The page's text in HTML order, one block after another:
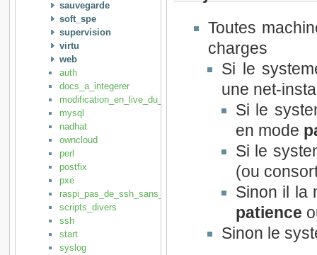
sauvegarde
soft_spe
supervision
virtu
web
auth
docs_a_integerer
modification_en_live_du_mode_video
mysql
nadhat
owncloud
perl
postfix
pxe
raspi_pas_de_ssh_sans_jumper
scripts_divers
ssh
start
syslog
Toutes
charges
Si le
une net-
Si le
en mode
Si le
(ou
Sinon il la
patience
Sinon le